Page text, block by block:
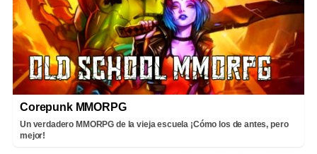
Corepunk MMORPG
Un verdadero MMORPG de la vieja escuela ¡Cómo los de antes, pero
mejor!